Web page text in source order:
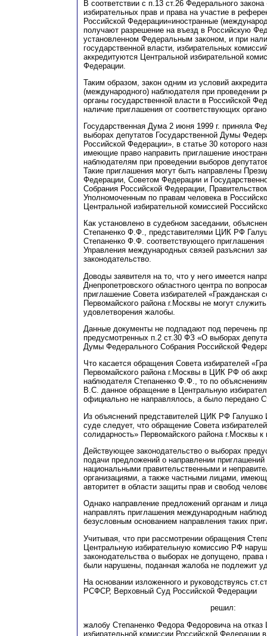
В соответствии с п.13 ст.26 Федерального
избирательных прав и права на участие в
Российской Федерации«иностранные
получают разрешение на въезд в Российскую
установленном Федеральным законом, и при
государственной власти, избирательных
аккредитуются Центральной избирательной
Федерации.
Таким образом, закон одним из условий
(международного) наблюдателя при проведении
органы государственной власти в Российской
наличие приглашения от соответствующих
Государственная Дума 2 июня 1999 г. приняла
выборах депутатов Государственной Думы
Российской Федерации», в статье 30 которого
имеющие право направить приглашение
наблюдателям при проведении выборов
Такие приглашения могут быть направлены
Федерации, Советом Федерации и
Собрания Российской Федерации,
Уполномоченным по правам человека в Российс
Центральной избирательной комиссией
Как установлено в судебном заседании,
Степаненко Ф.Ф., представителями ЦИК РФ Г
Степаненко Ф.Ф. соответствующего приглашения
Управления международных связей разъяснил
законодательство.
Доводы заявителя на то, что у него имеется
Днепропетровского областного центра по
приглашение Совета избирателей «Гражданская
Первомайского района г.Москвы не могут
удовлетворения жалобы.
Данные документы не подпадают под перечень
предусмотренных п.2 ст.30 ФЗ «О выборах
Думы Федерального Собрания Российской
Что касается обращения Совета избирателей
Первомайского района г.Москвы в ЦИК РФ об
наблюдателя Степаненко Ф.Ф., то по
В.С. данное обращение в Центральную
официально не направлялось, а было передано
Из объяснений представителей ЦИК РФ
суде следует, что обращение Совета
солидарность» Первомайского района г.Москвы
Действующее законодательство о выборах
подачи предложений о направлении
национальными правительственными и
организациями, а также частными лицами,
авторитет в области защиты прав и свобод
Однако направление предложений органам и
направлять приглашения международным
безусловным основанием направления таких
Учитывая, что при рассмотрении обращения
Центральную избирательную комиссию РФ
законодательства о выборах не допущено,
были нарушены, поданная жалоба не подлежит
На основании изложенного и руководствуясь
РСФСР, Верховный Суд Российской Федерации
решил:
жалобу Степаненко Федора Федоровича на отказ
избирательной комиссии Российской Федерации